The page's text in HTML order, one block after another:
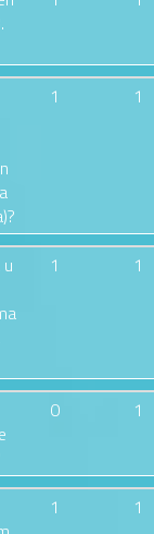
1 1
1 1
0 1
1 1